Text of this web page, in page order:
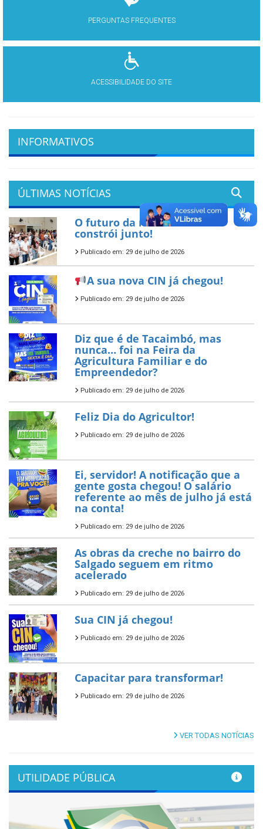
PERGUNTAS FREQUENTES
ACESSIBILIDADE DO SITE
INFORMATIVOS
ÚLTIMAS NOTÍCIAS
O futuro da nossa cidade se
constrói junto!
Publicado em: 29 de julho de 2026
A sua nova CIN já chegou!
Publicado em: 29 de julho de 2026
Diz que é de Tacaimbó, mas
nunca… foi na Feira da
Agricultura Familiar e do
Empreendedor?
Publicado em: 29 de julho de 2026
Feliz Dia do Agricultor!
Publicado em: 29 de julho de 2026
Ei, servidor! A notificação que a
gente gosta chegou! O salário
referente ao mês de julho já está
na conta!
Publicado em: 29 de julho de 2026
As obras da creche no bairro do
Salgado seguem em ritmo
acelerado
Publicado em: 29 de julho de 2026
Sua CIN já chegou!
Publicado em: 29 de julho de 2026
Capacitar para transformar!
Publicado em: 29 de julho de 2026
VER TODAS NOTÍCIAS
UTILIDADE PÚBLICA